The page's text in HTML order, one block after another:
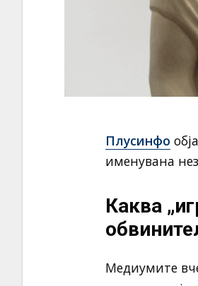
Плусинфо
именувана
Каква
Медиумите